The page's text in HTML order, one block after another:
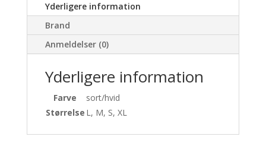
Yderligere information
Brand
Anmeldelser (0)
Yderligere information
Farve
sort/hvid
Størrelse L, M, S, XL